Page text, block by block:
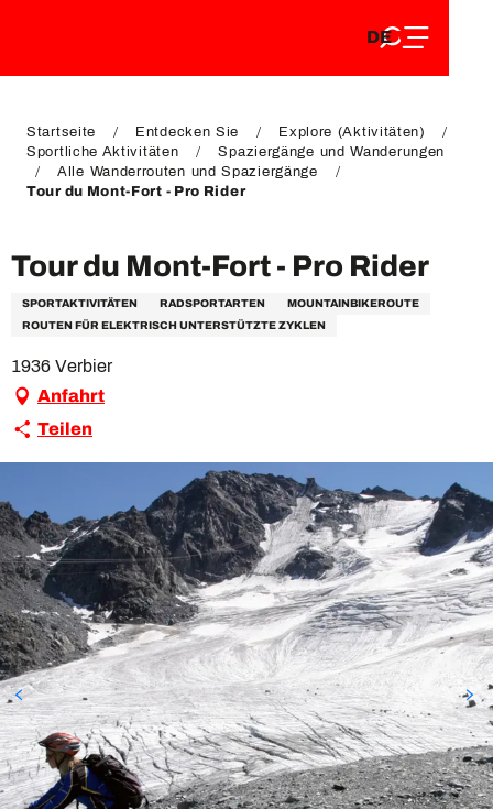
EN
DE
FR
Startseite Entdecken Sie
Explore (Aktivitäten)
Sportliche Aktivitäten
Spaziergänge und Wanderungen
Alle Wanderrouten und Spaziergänge
Tour du Mont-Fort - Pro Rider
Tour du Mont-Fort - Pro Rider
SPORTAKTIVITÄTEN RADSPORTARTEN
MOUNTAINBIKEROUTE
ROUTEN FÜR ELEKTRISCH UNTERSTÜTZTE ZYKLEN
1936 Verbier
Anfahrt
Teilen